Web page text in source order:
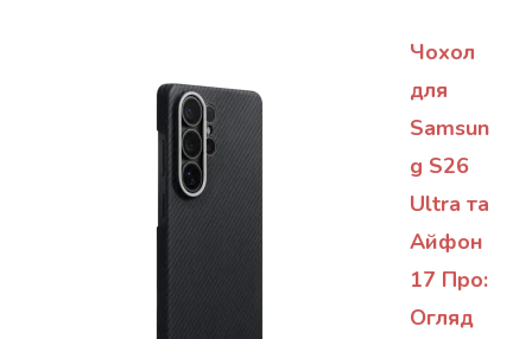
Чохол
для
Samsun
g S26
Ultra та
Айфон
17 Про:
Огляд